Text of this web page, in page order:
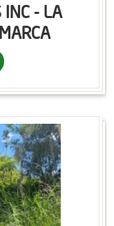
INC - LA